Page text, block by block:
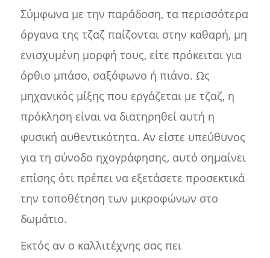
Σύμφωνα με την παράδοση, τα περισσότερα
όργανα της τζαζ παίζονται στην καθαρή, μη
ενισχυμένη μορφή τους, είτε πρόκειται για
όρθιο μπάσο, σαξόφωνο ή πιάνο. Ως
μηχανικός μίξης που εργάζεται με τζαζ, η
πρόκληση είναι να διατηρηθεί αυτή η
φυσική αυθεντικότητα. Αν είστε υπεύθυνος
για τη σύνοδο ηχογράφησης, αυτό σημαίνει
επίσης ότι πρέπει να εξετάσετε προσεκτικά
την τοποθέτηση των μικροφώνων στο
δωμάτιο.
Εκτός αν ο καλλιτέχνης σας πει